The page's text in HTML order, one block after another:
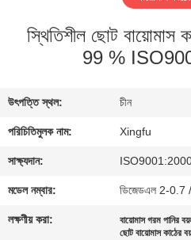
যোগাযোগ
করুন
খবর
স্থিতিশীল ছোট বায়োমাস
99 %
উৎপত্তি স্থল: চীন
পরিচিতিমুলক নাম: Xingfu
সাক্ষ্যদান:
মডেল নম্বার: ডিজেডএল 2-
লক্ষণীয় করা: বায়োমাস গরম পানির
ছোট বায়োমাস কাঠের